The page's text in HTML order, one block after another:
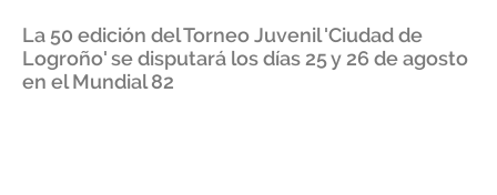
La 50 edición del Torneo Juvenil 'Ciudad de
Logroño' se disputará los días 25 y 26 de agosto
en el Mundial 82